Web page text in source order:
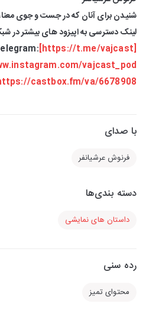
شنیدن برای آنان که در جست و جوی
لینک دسترسی به اپیزود های بیشتر در
[https://t.me/vajcast]
vajcast_pod
castbox.fm/va/6678908
با صدای
فرنوش عرشیانفر
دسته بندی‌ها
داستان های نمایشی
رده سنی
محتوای تمیز